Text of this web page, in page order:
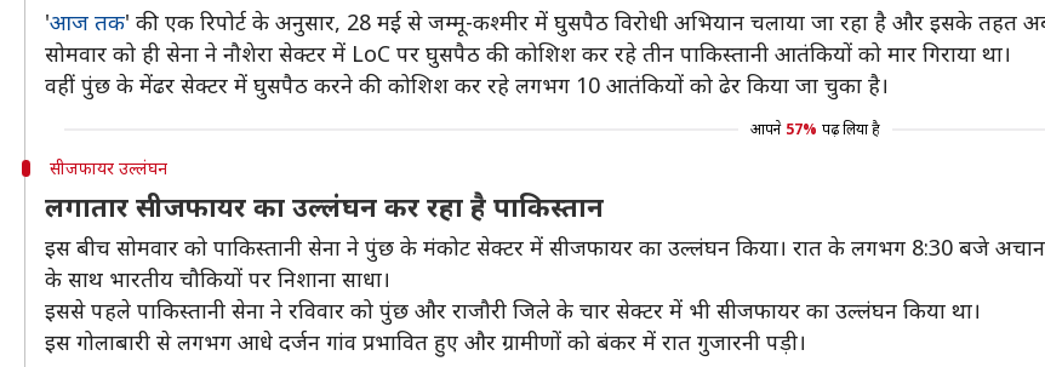
'आज तक' की एक रिपोर्ट के अनुसार, 28 मई से जम्मू-कश्मीर में घुसपैठ विरोधी अभियान चलाया जा रहा है और इसके
सोमवार को ही सेना ने नौशेरा सेक्टर में LoC पर घुसपैठ की कोशिश कर रहे तीन पाकिस्तानी आतंकियों को मार गिराया था।
वहीं पुंछ के मेंढर सेक्टर में घुसपैठ करने की कोशिश कर रहे लगभग 10 आतंकियों को ढेर किया जा चुका है।
आपने 57% पढ़ लिया है
सीजफायर उल्लंघन
लगातार सीजफायर का उल्लंघन कर रहा है पाकिस्तान
इस बीच सोमवार को पाकिस्तानी सेना ने पुंछ के मंकोट सेक्टर में सीजफायर का उल्लंघन किया। रात के लगभग 8:30 बजे
के साथ भारतीय चौकियों पर निशाना साधा।
इससे पहले पाकिस्तानी सेना ने रविवार को पुंछ और राजौरी जिले के चार सेक्टर में भी सीजफायर का उल्लंघन किया था।
इस गोलाबारी से लगभग आधे दर्जन गांव प्रभावित हुए और ग्रामीणों को बंकर में रात गुजारनी पड़ी।